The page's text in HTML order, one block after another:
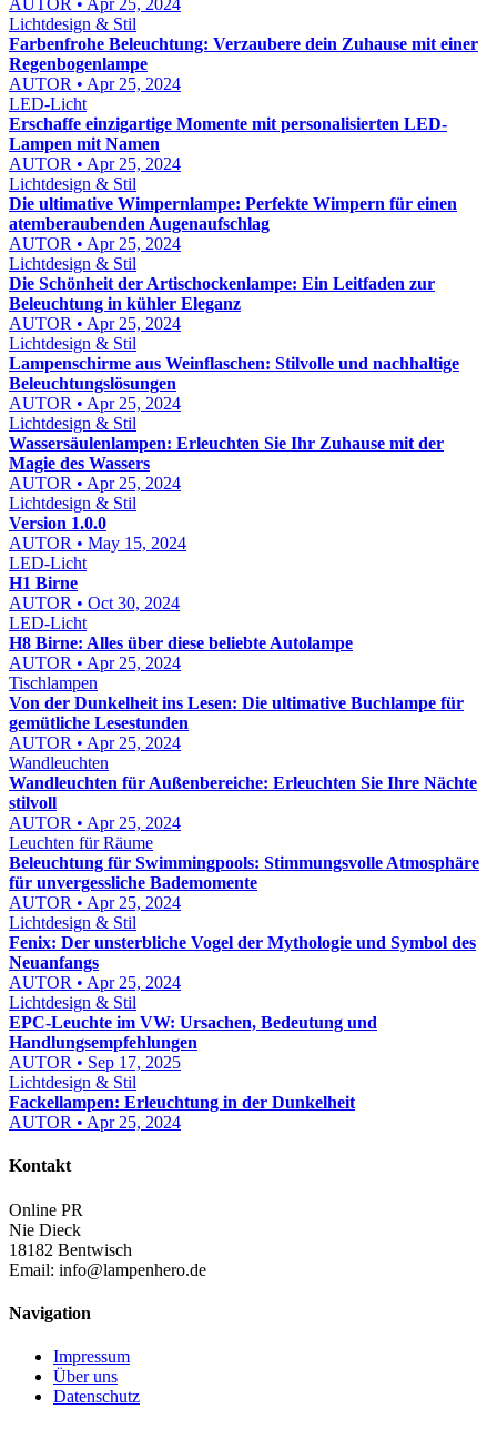
AUTOR • Apr 25, 2024
Lichtdesign & Stil
Farbenfrohe Beleuchtung: Verzaubere dein Zuhause mit einer
Regenbogenlampe
AUTOR • Apr 25, 2024
LED-Licht
Erschaffe einzigartige Momente mit personalisierten LED-
Lampen mit Namen
AUTOR • Apr 25, 2024
Lichtdesign & Stil
Die ultimative Wimpernlampe: Perfekte Wimpern für einen
atemberaubenden Augenaufschlag
AUTOR • Apr 25, 2024
Lichtdesign & Stil
Die Schönheit der Artischockenlampe: Ein Leitfaden zur
Beleuchtung in kühler Eleganz
AUTOR • Apr 25, 2024
Lichtdesign & Stil
Lampenschirme aus Weinflaschen: Stilvolle und nachhaltige
Beleuchtungslösungen
AUTOR • Apr 25, 2024
Lichtdesign & Stil
Wassersäulenlampen: Erleuchten Sie Ihr Zuhause mit der
Magie des Wassers
AUTOR • Apr 25, 2024
Lichtdesign & Stil
Version 1.0.0
AUTOR • May 15, 2024
LED-Licht
H1 Birne
AUTOR • Oct 30, 2024
LED-Licht
H8 Birne: Alles über diese beliebte Autolampe
AUTOR • Apr 25, 2024
Tischlampen
Von der Dunkelheit ins Lesen: Die ultimative Buchlampe für
gemütliche Lesestunden
AUTOR • Apr 25, 2024
Wandleuchten
Wandleuchten für Außenbereiche: Erleuchten Sie Ihre Nächte
stilvoll
AUTOR • Apr 25, 2024
Leuchten für Räume
Beleuchtung für Swimmingpools: Stimmungsvolle Atmosphäre
für unvergessliche Bademomente
AUTOR • Apr 25, 2024
Lichtdesign & Stil
Fenix: Der unsterbliche Vogel der Mythologie und Symbol des
Neuanfangs
AUTOR • Apr 25, 2024
Lichtdesign & Stil
EPC-Leuchte im VW: Ursachen, Bedeutung und
Handlungsempfehlungen
AUTOR • Sep 17, 2025
Lichtdesign & Stil
Fackellampen: Erleuchtung in der Dunkelheit
AUTOR • Apr 25, 2024
Kontakt
Online PR
Nie Dieck
18182 Bentwisch
Email: info@lampenhero.de
Navigation
Impressum
Über uns
Datenschutz